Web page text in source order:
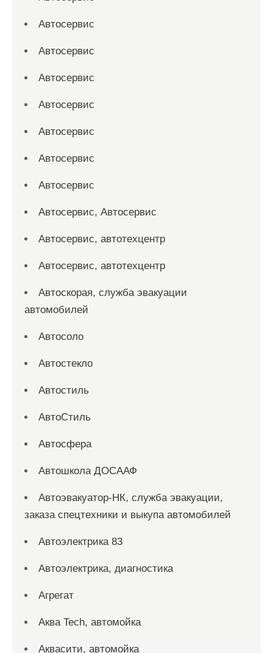
Автосервис
Автосервис
Автосервис
Автосервис
Автосервис
Автосервис
Автосервис
Автосервис, Автосервис
Автосервис, автотехцентр
Автосервис, автотехцентр
Автоскорая, служба эвакуации
автомобилей
Автосоло
Автостекло
Автостиль
АвтоСтиль
Автосфера
Автошкола ДОСААФ
Автоэвакуатор-НК, служба эвакуации,
заказа спецтехники и выкупа автомобилей
Автоэлектрика 83
Автоэлектрика, диагностика
Агрегат
Аква Tech, автомойка
Аквасити, автомойка